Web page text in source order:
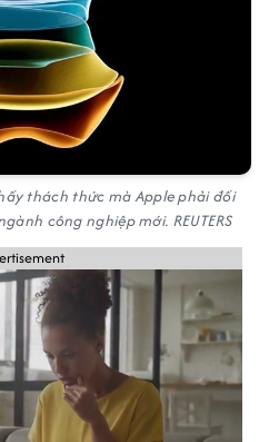
thách thức mà Apple phải đối
công nghiệp mới. REUTERS